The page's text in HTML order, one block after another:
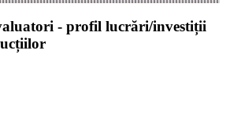
- profil lucrări/investiții